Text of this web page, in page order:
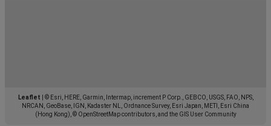
Leaflet
© Esri, HERE, Garmin, Intermap, increment P Corp., GEBCO, USGS, FAO, NPS,
NRCAN, GeoBase, IGN, Kadaster NL, Ordnance Survey, Esri Japan, METI, Esri China
(Hong Kong), © OpenStreetMap contributors, and the GIS User Community